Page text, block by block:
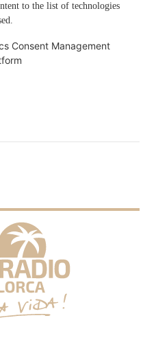
to the list of technologies
Consent Management